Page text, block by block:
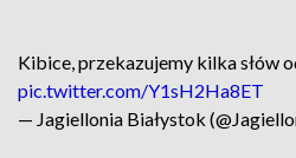
Kibice, przekazujemy kilka słów
pic.twitter.com/Y1sH2Ha8ET
— Jagiellonia Białystok